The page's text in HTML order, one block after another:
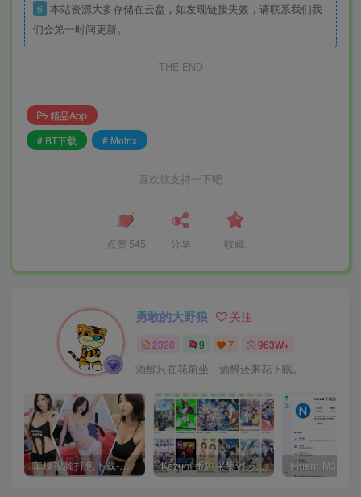
6 本站资源大多存储在云盘，如发现链接失效，请联系我们我
们会第一时间更新。
THE END
精品App
# BT下载
# Motrix
喜欢就支持一下吧
点赞 545 分享 收藏
勇敢的大野狼 关注
2320 9 7 963W+
酒醒只在花前坐，酒醉还来花下眠。
车模视频打包下载-高清无水印版 Kazumi番剧采集v1.6.9：支持自定义规则+在线观看+弹幕，跨平台下载